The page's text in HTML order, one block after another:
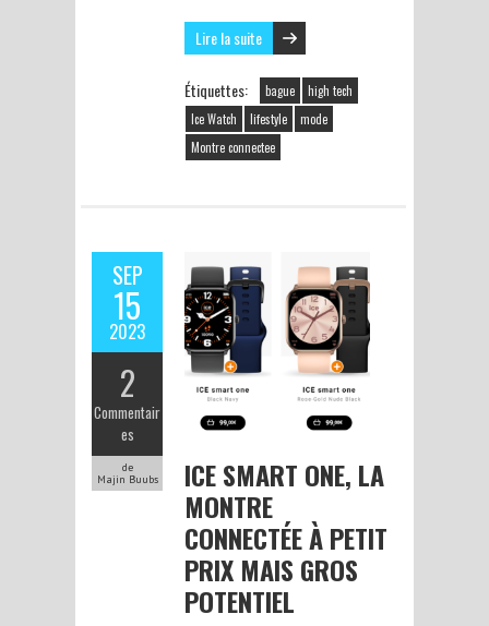
Lire la suite
Étiquettes: bague
high tech
Ice Watch
lifestyle
mode
Montre connectee
SEP
15
2023
2
Commentair
es
de
Majin Buubs
ICE SMART ONE, LA
MONTRE
CONNECTÉE À PETIT
PRIX MAIS GROS
POTENTIEL